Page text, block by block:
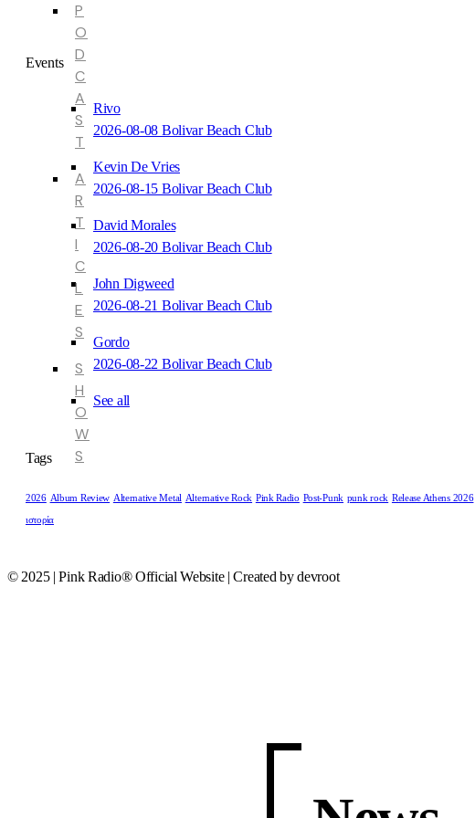
P
O
D
C
A
S
T
A
R
T
I
C
L
E
S
S
H
O
W
S
Events
Rivo
2026-08-08 Bolivar Beach Club
Kevin De Vries
2026-08-15 Bolivar Beach Club
David Morales
2026-08-20 Bolivar Beach Club
John Digweed
2026-08-21 Bolivar Beach Club
Gordo
2026-08-22 Bolivar Beach Club
See all
Tags
2026 Album Review Alternative Metal Alternative Rock Pink Radio Post-Punk punk rock Release Athens 2026
ιστορία
© 2025 | Pink Radio® Official Website | Created by devroot